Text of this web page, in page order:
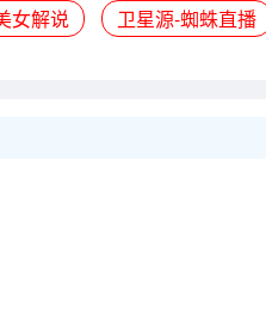
女解说 卫星源-蜘蛛直播